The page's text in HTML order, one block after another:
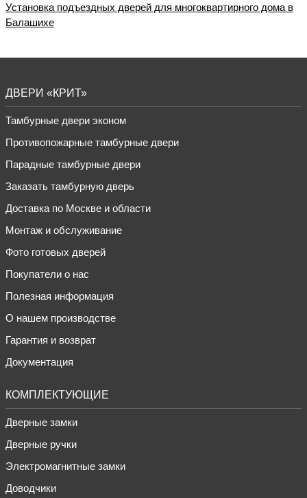
Установка подъездных дверей для многоквартирного дома в
Балашихе
ДВЕРИ «КРИТ»
Тамбурные двери эконом
Противопожарные тамбурные двери
Парадные тамбурные двери
Заказать тамбурную дверь
Доставка по Москве и области
Монтаж и обслуживание
Фото готовых дверей
Покупатели о нас
Полезная информация
О нашем производстве
Гарантия и возврат
Документация
КОМПЛЕКТУЮЩИЕ
Дверные замки
Дверные ручки
Электромагнитные замки
Доводчики